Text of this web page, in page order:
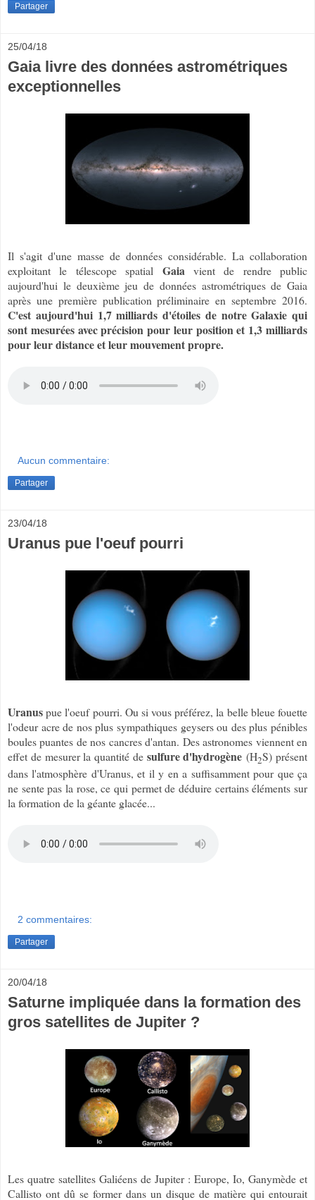
Partager
25/04/18
Gaia livre des données astrométriques
exceptionnelles
Il s'agit d'une masse de données considérable. La collaboration
exploitant le télescope spatial Gaia vient de rendre public
aujourd'hui le deuxième jeu de données astrométriques de Gaia
après une première publication préliminaire en septembre 2016.
C'est aujourd'hui 1,7 milliards d'étoiles de notre Galaxie qui
sont mesurées avec précision pour leur position et 1,3 milliards
pour leur distance et leur mouvement propre.
Aucun commentaire:
Partager
23/04/18
Uranus pue l'oeuf pourri
Uranuspue l'oeuf pourri. Ou si vous préférez, la belle bleue fouette
l'odeur acre de nos plus sympathiques geysers ou des plus pénibles
boules puantes de nos cancres d'antan. Des astronomes viennent en
effet de mesurer la quantité de sulfure d'hydrogène (H2S) présent
dans l'atmosphère d'Uranus, et il y en a suffisamment pour que ça
ne sente pas la rose, ce qui permet de déduire certains éléments sur
la formation de la géante glacée...
2 commentaires:
Partager
20/04/18
Saturne impliquée dans la formation des
gros satellites de Jupiter ?
Les quatre satellites Galiéens de Jupiter : Europe, Io, Ganymède et
Callisto ont dû se former dans un disque de matière qui entourait